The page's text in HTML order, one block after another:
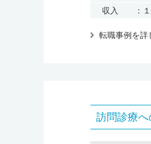
収入 ：１
転職事例を詳
訪問診療